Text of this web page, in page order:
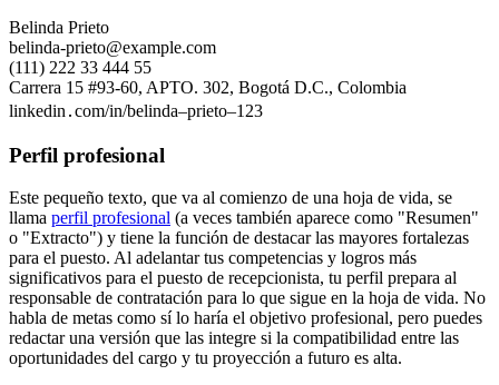
Belinda Prieto
belinda-prieto@example.com
(111) 222 33 444 55
Carrera 15 #93-60, APTO. 302, Bogotá D.C., Colombia
linkedin․com/in/belinda–prieto–123
Perfil profesional
Este pequeño texto, que va al comienzo de una hoja de vida, se
llama perfil profesional (a veces también aparece como "Resumen"
o "Extracto") y tiene la función de destacar las mayores fortalezas
para el puesto. Al adelantar tus competencias y logros más
significativos para el puesto de recepcionista, tu perfil prepara al
responsable de contratación para lo que sigue en la hoja de vida. No
habla de metas como sí lo haría el objetivo profesional, pero puedes
redactar una versión que las integre si la compatibilidad entre las
oportunidades del cargo y tu proyección a futuro es alta.